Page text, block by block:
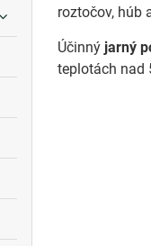
roztočov, húb
Účinný jarný
teplotách nad